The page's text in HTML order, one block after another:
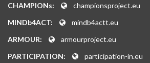
CHAMPIONs:
championsproject.eu
MINDb4ACT:
mindb4actt.eu
ARMOUR:
armourproject.eu
PARTICIPATION:
participation-in.eu